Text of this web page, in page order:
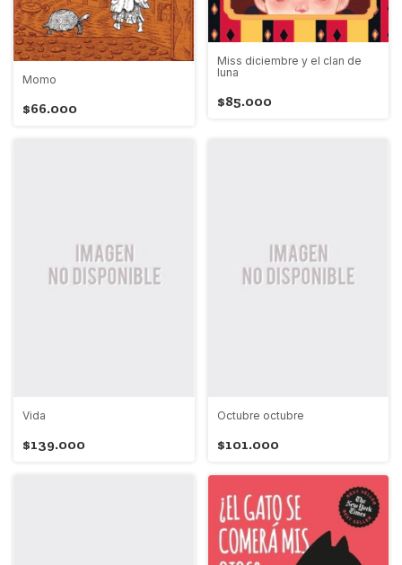
Momo
$66.000
Miss diciembre y el clan de
luna
$85.000
Vida
$139.000
Octubre octubre
$101.000